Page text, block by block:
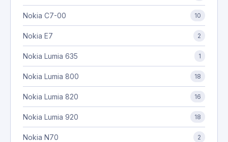
Nokia C7-00 10
Nokia E7 2
Nokia Lumia 635 1
Nokia Lumia 800 18
Nokia Lumia 820 16
Nokia Lumia 920 18
Nokia N70 2